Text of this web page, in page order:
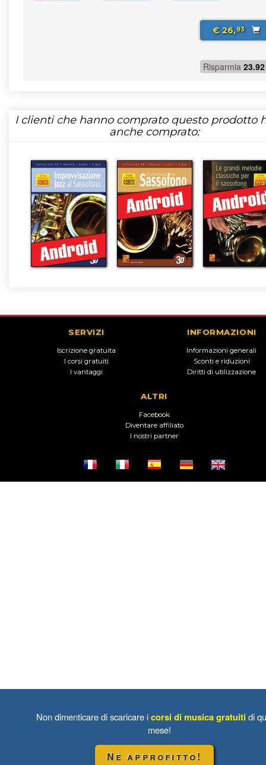
€ 26,93
Risparmia 23.92
I clienti che hanno comprato questo prodotto
anche comprato:
SERVIZI
Iscrizione gratuita
I corsi gratuiti
I vantaggi
INFORMAZIONI
Informazioni generali
Sconti e riduzioni
Diritti di utilizzazione
ALTRI
Facebook
Diventare affiliato
I nostri partner
Non dimenticare di scaricare icorsi di musica gratuiti di
mese!
Ne approfitto!